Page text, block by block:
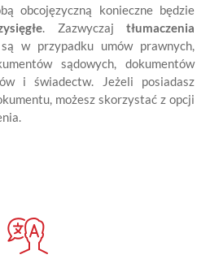
obcojęzyczną konieczne będzie
. Zazwyczajtłumaczenia
w przypadku umów prawnych,
sądowych, dokumentów
i świadectw. Jeżeli posiadasz
możesz skorzystać z opcji